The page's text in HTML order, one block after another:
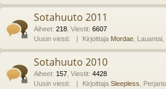
Sotahuuto 2011
Aiheet: 218 Viestit: 6607
Uusin viesti:
Kirjoittaja Mordae ,
Sotahuuto 2010
Aiheet: 157 Viestit: 4428
Uusin viesti:
Kirjoittaja Sleepless ,